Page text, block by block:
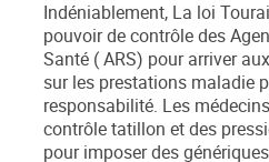
Indéniablement, La loi
pouvoir de contrôle des
Santé ( ARS) pour arriver
sur les prestations maladie
responsabilité. Les
contrôle tatillon et des
pour imposer des